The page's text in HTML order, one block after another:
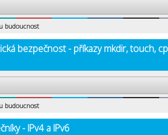
budoucnost
bezpečnost - příkazy mkdir, touch,
budoucnost
- IPv4 a IPv6